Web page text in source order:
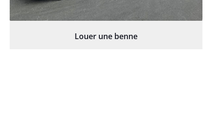
Louer une benne